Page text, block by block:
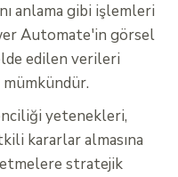
anlama gibi işlemleri
Automate'in görsel
edilen verileri
mümkündür.
yetenekleri,
kararlar almasına
stratejik